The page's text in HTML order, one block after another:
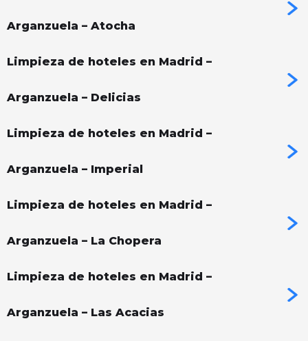
Arganzuela – Atocha
Limpieza de hoteles en Madrid –
Arganzuela – Delicias
Limpieza de hoteles en Madrid –
Arganzuela – Imperial
Limpieza de hoteles en Madrid –
Arganzuela – La Chopera
Limpieza de hoteles en Madrid –
Arganzuela – Las Acacias